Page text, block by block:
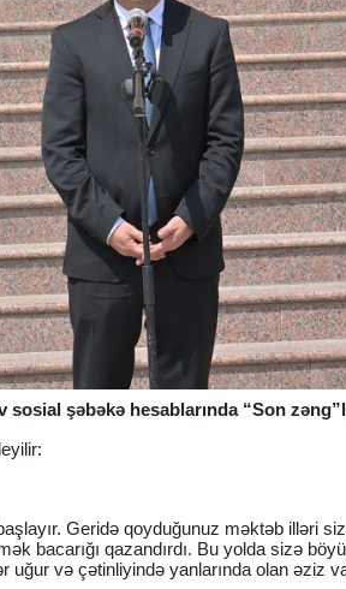
şəbəkə hesablarında “Son
Geridə qoyduğunuz məktəb illəri
bacarığı qazandırdı. Bu yolda sizə
uğur və çətinliyində yanlarında olan əziz